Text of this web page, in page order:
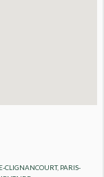
CLIGNANCOURT, PARIS-